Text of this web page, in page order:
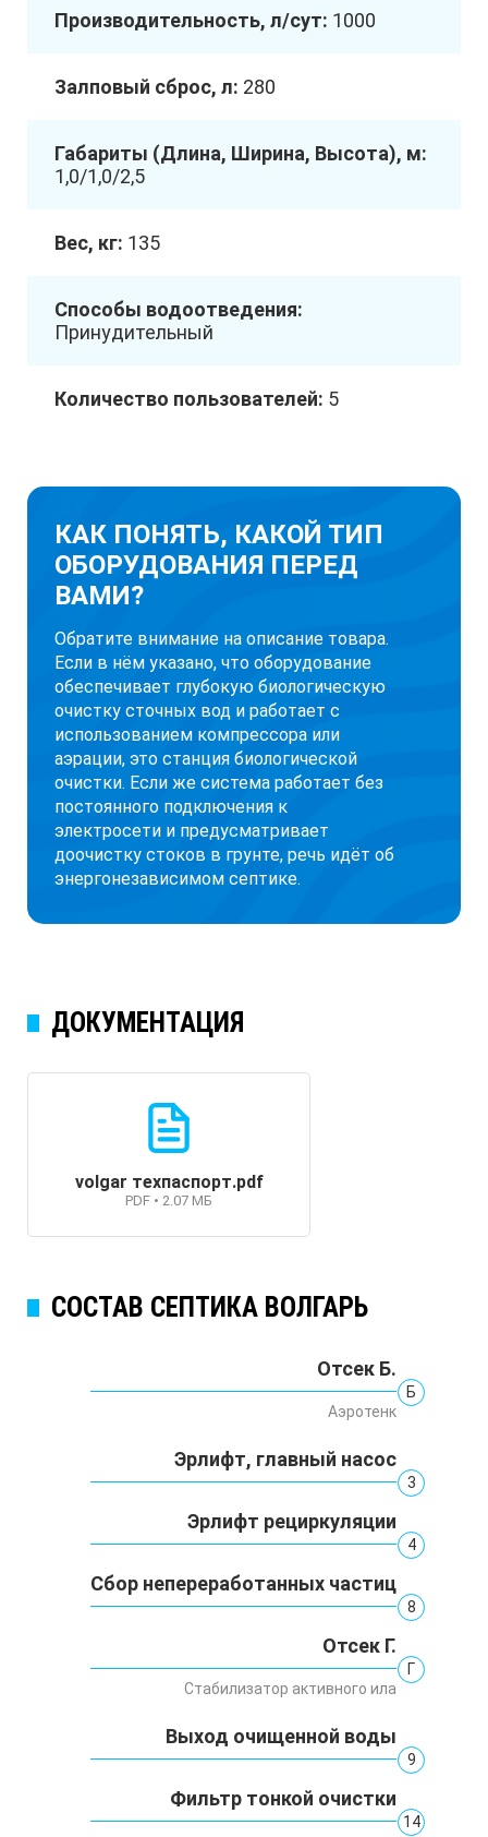
Производительность, л/сут: 1000
Залповый сброс, л: 280
Габариты (Длина, Ширина, Высота), м:
1,0/1,0/2,5
Вес, кг: 135
Способы водоотведения:
Принудительный
Количество пользователей: 5
КАК ПОНЯТЬ, КАКОЙ ТИП
ОБОРУДОВАНИЯ ПЕРЕД
ВАМИ?
Обратите внимание на описание товара.
Если в нём указано, что оборудование
обеспечивает глубокую биологическую
очистку сточных вод и работает с
использованием компрессора или
аэрации, это станция биологической
очистки. Если же система работает без
постоянного подключения к
электросети и предусматривает
доочистку стоков в грунте, речь идёт об
энергонезависимом септике.
ДОКУМЕНТАЦИЯ
volgar техпаспорт.pdf
PDF • 2.07 МБ
СОСТАВ СЕПТИКА ВОЛГАРЬ
Отсек Б.
Б
Аэротенк
Эрлифт, главный насос
3
Эрлифт рециркуляции
4
Сбор непереработанных частиц
8
Отсек Г.
Г
Стабилизатор активного ила
Выход очищенной воды
9
Фильтр тонкой очистки
14